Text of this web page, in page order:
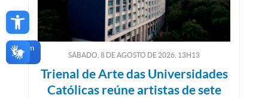
Open toolbar
SÁBADO, 8 DEAGOSTO DE 2026, 13H13
Trienal de Arte das Universidades
Católicas reúne artistas de sete